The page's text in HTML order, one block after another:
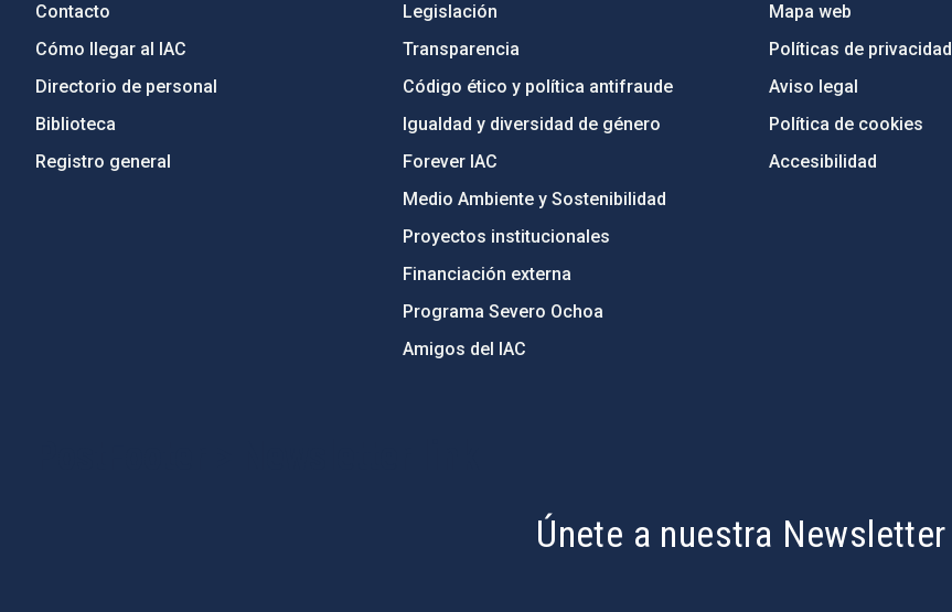
Contacto
Cómo llegar al IAC
Directorio de personal
Biblioteca
Registro general
Legislación
Transparencia
Código ético y política antifraude
Igualdad y diversidad de género
Forever IAC
Medio Ambiente y Sostenibilidad
Proyectos institucionales
Financiación externa
Programa Severo Ochoa
Amigos del IAC
Mapa web
Políticas de privacidad
Aviso legal
Política de cookies
Accesibilidad
Únete a nuestra Newsletter